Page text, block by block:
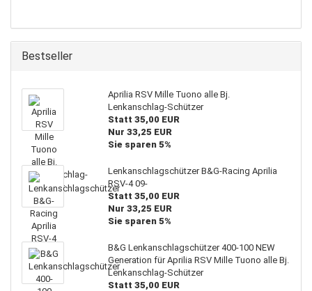
Bestseller
Aprilia RSV Mille Tuono alle Bj.
Lenkanschlag-Schützer
Statt 35,00 EUR
Nur 33,25 EUR
Sie sparen 5%
Lenkanschlagschützer B&G-Racing Aprilia
RSV-4 09-
Statt 35,00 EUR
Nur 33,25 EUR
Sie sparen 5%
B&G Lenkanschlagschützer 400-100 NEW
Generation für Aprilia RSV Mille Tuono alle Bj.
Lenkanschlag-Schützer
Statt 35,00 EUR